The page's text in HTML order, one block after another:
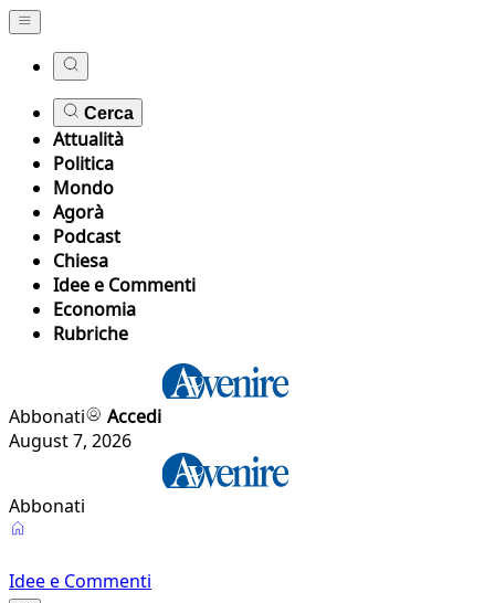
Cerca
Attualità
Politica
Mondo
Agorà
Podcast
Chiesa
Idee e Commenti
Economia
Rubriche
Abbonati
Accedi
August 7, 2026
Abbonati
Idee e Commenti